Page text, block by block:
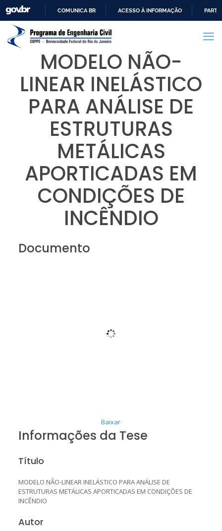
PARA
CONTEÚDO
COMUNICA BR ACESSO À INFORMAÇÃO
MODELO NÃO-
LINEAR INELÁSTICO
PARA ANÁLISE DE
ESTRUTURAS
METÁLICAS
APORTICADAS EM
CONDIÇÕES DE
INCÊNDIO
Documento
Baixar
Informações da Tese
Título
MODELO NÃO-LINEAR INELÁSTICO PARA ANÁLISE DE
ESTRUTURAS METÁLICAS APORTICADAS EM CONDIÇÕES DE
INCÊNDIO
Autor